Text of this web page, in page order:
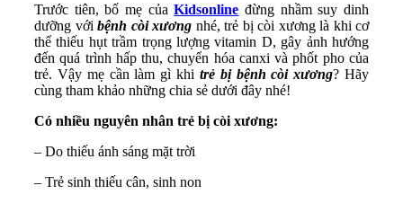
Trước tiên, bố mẹ củaKidsonline đừng nhầm suy dinh
dưỡng với bệnh còi xương nhé, trẻ bị còi xương là khi cơ
thể thiếu hụt trầm trọng lượng vitamin D, gây ảnh hướng
đến quá trình hấp thu, chuyển hóa canxi và phốt pho của
trẻ. Vậy mẹ cần làm gì khi trẻ bị bệnh còi xương? Hãy
cùng tham khảo những chia sẻ dưới đây nhé!
Có nhiều nguyên nhân trẻ bị còi xương:
– Do thiếu ánh sáng mặt trời
– Trẻ sinh thiếu cân, sinh non